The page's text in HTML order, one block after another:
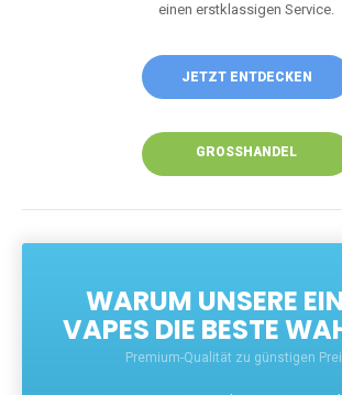
einen erstklassigen Service.
JETZT ENTDECKEN
GROSSHANDEL
WARUM UNSERE
VAPES DIE BESTE
Premium-Qualität zu günstigen